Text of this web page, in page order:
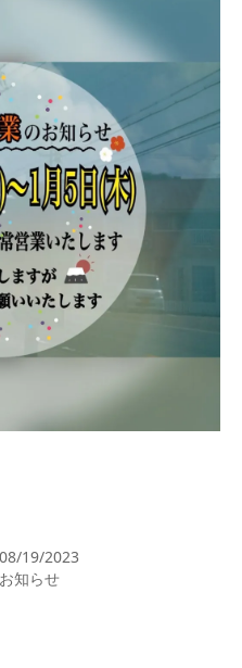
08/19/2023
お知らせ